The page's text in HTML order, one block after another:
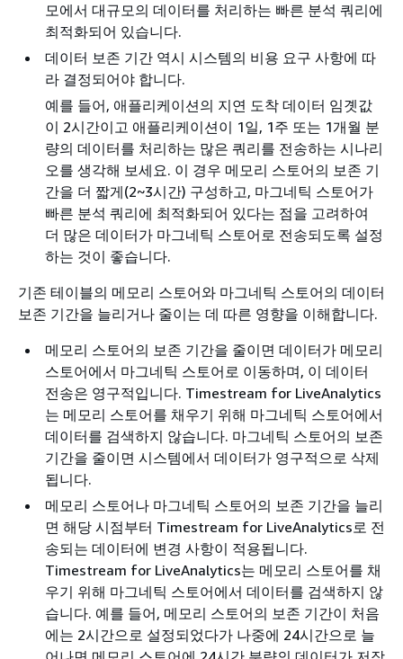
모에서 대규모의 데이터를 처리하는 빠른 분석 쿼리에
최적화되어 있습니다.
데이터 보존 기간 역시 시스템의 비용 요구 사항에 따
라 결정되어야 합니다.
예를 들어, 애플리케이션의 지연 도착 데이터 임곗값
이 2시간이고 애플리케이션이 1일, 1주 또는 1개월 분
량의 데이터를 처리하는 많은 쿼리를 전송하는 시나리
오를 생각해 보세요. 이 경우 메모리 스토어의 보존 기
간을 더 짧게(2~3시간) 구성하고, 마그네틱 스토어가
빠른 분석 쿼리에 최적화되어 있다는 점을 고려하여
더 많은 데이터가 마그네틱 스토어로 전송되도록 설정
하는 것이 좋습니다.
기존 테이블의 메모리 스토어와 마그네틱 스토어의 데이터
보존 기간을 늘리거나 줄이는 데 따른 영향을 이해합니다.
메모리 스토어의 보존 기간을 줄이면 데이터가 메모리
스토어에서 마그네틱 스토어로 이동하며, 이 데이터
전송은 영구적입니다. Timestream for LiveAnalytics
는 메모리 스토어를 채우기 위해 마그네틱 스토어에서
데이터를 검색하지 않습니다. 마그네틱 스토어의 보존
기간을 줄이면 시스템에서 데이터가 영구적으로 삭제
됩니다.
메모리 스토어나 마그네틱 스토어의 보존 기간을 늘리
면 해당 시점부터 Timestream for LiveAnalytics로 전
송되는 데이터에 변경 사항이 적용됩니다.
Timestream for LiveAnalytics는 메모리 스토어를 채
우기 위해 마그네틱 스토어에서 데이터를 검색하지 않
습니다. 예를 들어, 메모리 스토어의 보존 기간이 처음
에는 2시간으로 설정되었다가 나중에 24시간으로 늘